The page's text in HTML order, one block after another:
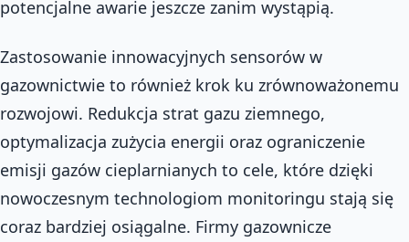
potencjalne awarie jeszcze zanim wystąpią.
Zastosowanie innowacyjnych sensorów w
gazownictwie to również krok ku zrównoważonemu
rozwojowi. Redukcja strat gazu ziemnego,
optymalizacja zużycia energii oraz ograniczenie
emisji gazów cieplarnianych to cele, które dzięki
nowoczesnym technologiom monitoringu stają się
coraz bardziej osiągalne. Firmy gazownicze